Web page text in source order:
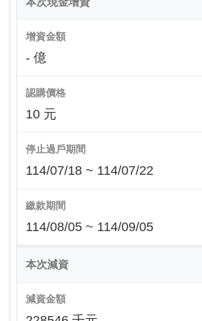
增資金額
- 億
認購價格
10 元
停止過戶期間
114/07/18 ~ 114/07/22
繳款期間
114/08/05 ~ 114/09/05
本次減資
減資金額